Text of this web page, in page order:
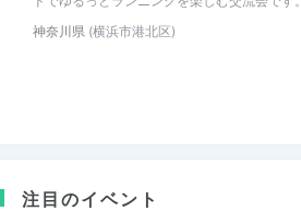
神奈川県 (横浜市港北区)
注目のイベント